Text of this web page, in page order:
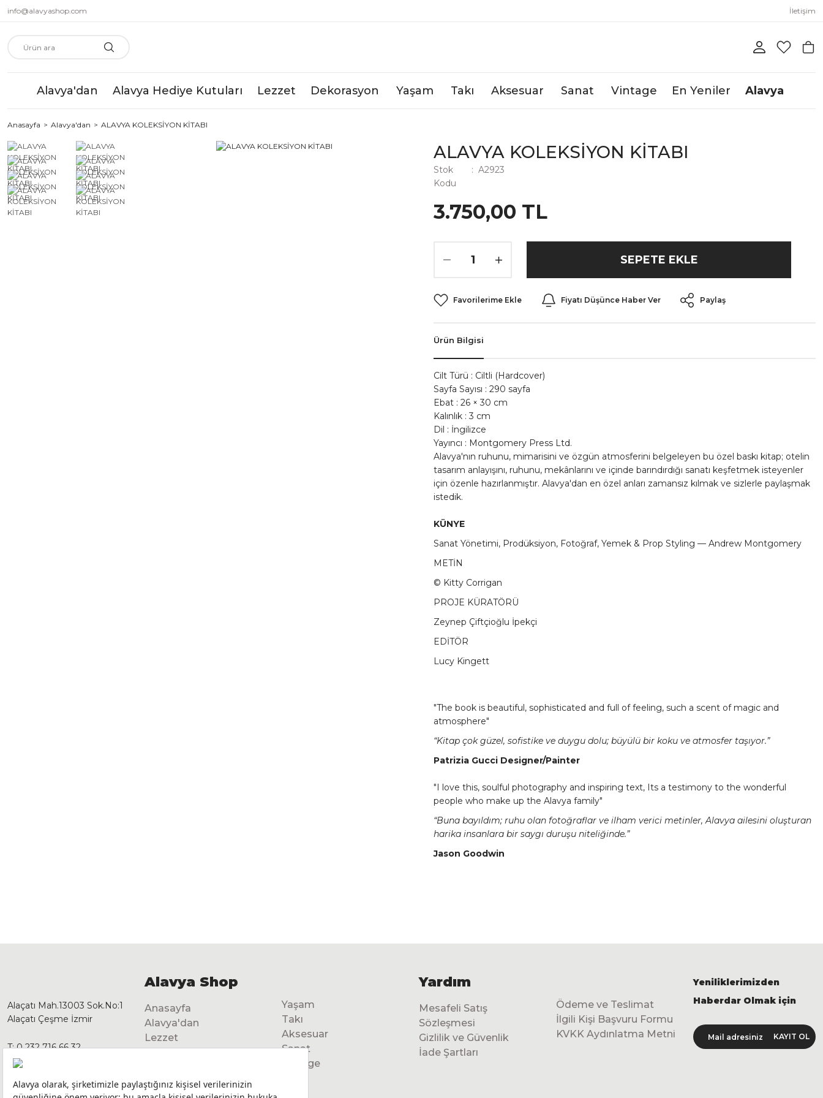
info@alavyashop.com İletişim
Alavya'dan Alavya Hediye Kutuları Lezzet Dekorasyon Yaşam Takı Aksesuar Sanat Vintage En Yeniler Alavya
Anasayfa Alavya'dan ALAVYA KOLEKSİYON KİTABI
ALAVYA KOLEKSİYON KİTABI
Stok
Kodu
A2923
3.750,00 TL
SEPETE EKLE
Fiyatı Düşünce Haber Ver Paylaş
Ürün Bilgisi
Cilt Türü : Ciltli (Hardcover)
Sayfa Sayısı : 290 sayfa
Ebat : 26 × 30 cm
Kalınlık : 3 cm
Dil : İngilizce
Yayıncı : Montgomery Press Ltd.
Alavya'nın ruhunu, mimarisini ve özgün atmosferini belgeleyen bu özel baskı kitap; otelin
tasarım anlayışını, ruhunu, mekânlarını ve içinde barındırdığı sanatı keşfetmek isteyenler
için özenle hazırlanmıştır. Alavya'dan en özel anları zamansız kılmak ve sizlerle paylaşmak
istedik.
KÜNYE
Sanat Yönetimi, Prodüksiyon, Fotoğraf, Yemek & Prop Styling — Andrew Montgomery
METİN
©︎ Kitty Corrigan
PROJE KÜRATÖRÜ
Zeynep Çiftçioğlu İpekçi
EDİTÖR
Lucy Kingett
"The book is beautiful, sophisticated and full of feeling, such a scent of magic and
atmosphere"
“Kitap çok güzel, sofistike ve duygu dolu; büyülü bir koku ve atmosfer taşıyor.”
Patrizia Gucci Designer/Painter
"I love this, soulful photography and inspiring text, Its a testimony to the wonderful
people who make up the Alavya family"
“Buna bayıldım; ruhu olan fotoğraflar ve ilham verici metinler, Alavya ailesini oluşturan
harika insanlara bir saygı duruşu niteliğinde.”
Jason Goodwin
Alaçatı Mah.13003 Sok.No:1
Alaçatı Çeşme İzmir
T: 0 232 716 66 32
GSM:
info@alavyashop.com
Alavya Shop
Anasayfa
Alavya'dan
Lezzet
Dekorasyon
Yaşam
Takı
Aksesuar
Sanat
Vintage
Yardım
Mesafeli Satış
Sözleşmesi
Gizlilik ve Güvenlik
İade Şartları
Ödeme ve Teslimat
İlgili Kişi Başvuru Formu
KVKK Aydınlatma Metni
Yeniliklerimizden
Haberdar Olmak için
KAYIT OL